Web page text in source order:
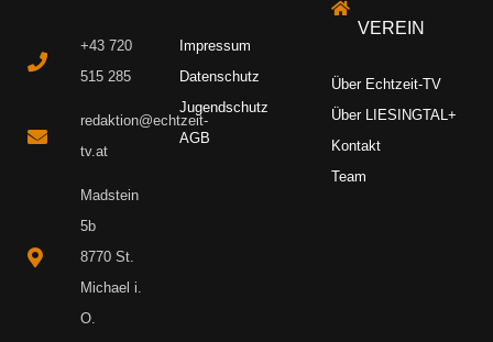
+43 720
515 285
redaktion@echtzeit-
tv.at
Madstein
5b
8770 St.
Michael i.
O.
Impressum
Datenschutz
Jugendschutz
AGB
VEREIN
Über Echtzeit-TV
Über LIESINGTAL+
Kontakt
Team